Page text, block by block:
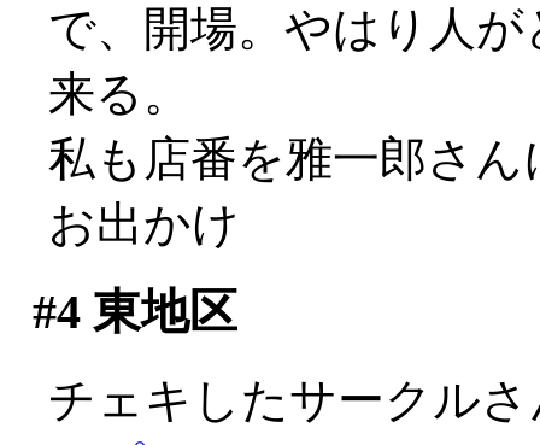
で、開場。やはり人
来る。
私も店番を雅一郎さ
お出かけ
#4東地区
チェキしたサークル